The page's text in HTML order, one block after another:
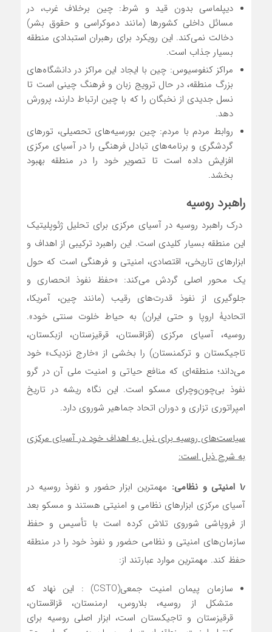
دیپلماسی بدون قید و شرط: چین برخلاف غرب، در
مسائل داخلی کشورها (مانند دموکراسی و حقوق بشر)
دخالت نمی‌کند. این رویکرد برای رهبران استبدادی منطقه
بسیار جذاب است.
مراکز کنفوسیوس: چین با ایجاد این مراکز در دانشگاه‌های
بزرگ منطقه، در حال ترویج زبان و فرهنگ چینی است تا
نسل جدیدی از نخبگان را که با چین ارتباط دارند، پرورش
دهد.
روابط مردم با مردم: چین بورسیه‌های تحصیلی، تورهای
گردشگری و برنامه‌های تبادل فرهنگی را در آسیای مرکزی
افزایش داده است تا تصویر خود را در منطقه بهبود
بخشد.
راهبرد روسیه
درک راهبرد روسیه در آسیای مرکزی برای تحلیل ژئوپلیتیک
این منطقه بسیار کلیدی است. این راهبرد ترکیبی از اهداف و
ابزارهای تاریخی، اقتصادی، امنیتی و فرهنگی است که حول
یک محور اصلی گردش می‌کند: «حفظ نفوذ انحصاری و
جلوگیری از نفوذ قدرت‌های رقیب (مانند چین، آمریکا،
اتحادیۀ اروپا و حتی ایران) به حیاط خلوت سنتی خود».
روسیه، آسیای مرکزی (قزاقستان، قرقیزستان، ازبکستان،
تاجیکستان و ترکمنستان) را بخشی از «خارج نزدیک» خود
می‌داند؛ منطقه‌ای که منافع حیاتی و امنیت ملی آن در گرو
نفوذ بی‌چون‌وچرای مسکو است. این نگاه ریشه در تاریخ
امپراتوری تزاری و دوران اتحاد جماهیر شوروی دارد.
سیاست‌های روسیه برای نیل به اهداف خود در آسیای مرکزی
به شرح ذیل است:
۱٫ امنیتی و نظامی:‌ مهمترین ابزار حضور و نفوذ روسیه در
آسیای مرکزی ابزارهای نظامی و امنیتی هستند و مسکو بعد
از فروپاشی شوروی تلاش کرده است با تأسیس و حفظ
سازمان‌های امنیتی و نظامی حضور و نفوذ خود را در منطقه
حفظ کند. مهمترین موارد عبارتند از:
سازمان پیمان امنیت جمعی(CSTO) : این نهاد که
متشکل از روسیه، بلاروس، ارمنستان، قزاقستان،
قرقیزستان و تاجیکستان است، ابزار اصلی روسیه برای